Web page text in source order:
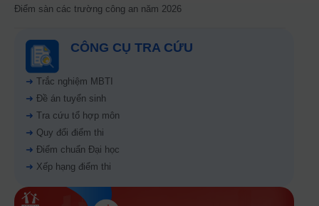
Điểm sàn các trường công an năm 2026
CÔNG CỤ TRA CỨU
➜ Trắc nghiệm MBTI
➜ Đề án tuyển sinh
➜ Tra cứu tổ hợp môn
➜ Quy đổi điểm thi
➜ Điểm chuẩn Đại học
➜ Xếp hạng điểm thi